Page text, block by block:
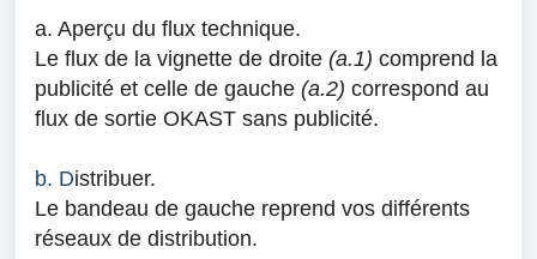
a. Aperçu du flux technique.
Le flux de la vignette de droite (a.1) comprend la
publicité et celle de gauche (a.2) correspond au
flux de sortie OKAST sans publicité.
b. Distribuer.
Le bandeau de gauche reprend vos différents
réseaux de distribution.